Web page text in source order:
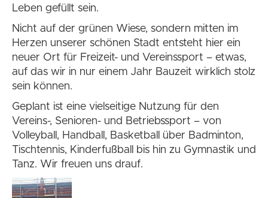
Leben gefüllt sein.
Nicht auf der grünen Wiese, sondern mitten im
Herzen unserer schönen Stadt entsteht hier ein
neuer Ort für Freizeit- und Vereinssport – etwas,
auf das wir in nur einem Jahr Bauzeit wirklich stolz
sein können.
Geplant ist eine vielseitige Nutzung für den
Vereins-, Senioren- und Betriebssport – von
Volleyball, Handball, Basketball über Badminton,
Tischtennis, Kinderfußball bis hin zu Gymnastik und
Tanz. Wir freuen uns drauf.